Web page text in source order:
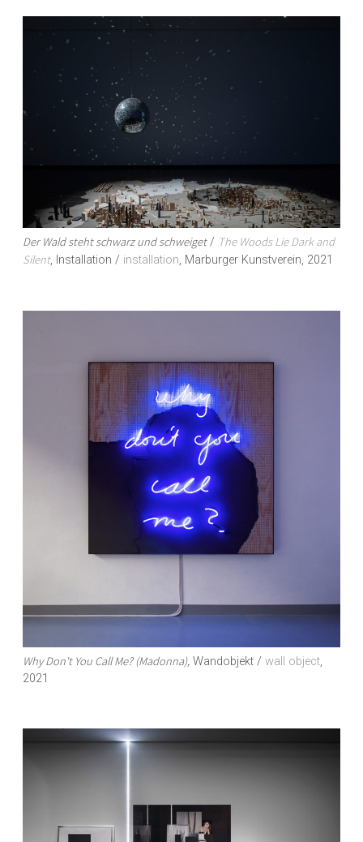
Der Wald steht schwarz und schweiget/ The Woods Lie Dark and
Silent, Installation / installation, Marburger Kunstverein, 2021
Why Don't You Call Me? (Madonna), Wandobjekt /wall object,
2021